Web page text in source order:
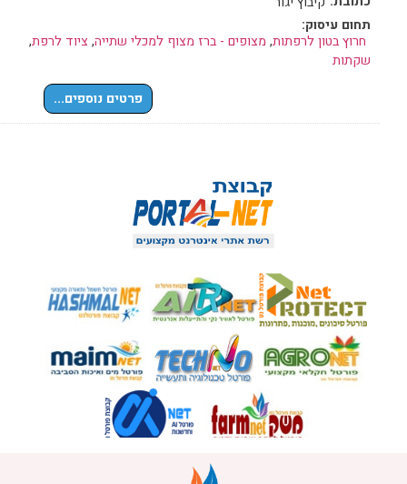
תחום עיסוק:
חרוץ בטון לרפתות,מצופים - ברז מצוף למכלי שתייה,ציוד לרפת,
שקתות
פרטים נוספים...